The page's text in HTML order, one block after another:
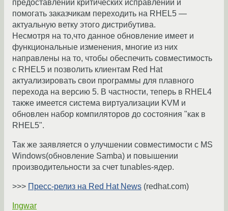
предоставлении критических исправлений и
помогать заказчикам переходить на RHEL5 —
актуальную ветку этого дистрибутива.
Несмотря на то,что данное обновление имеет и
функциональные изменения, многие из них
направлены на то, чтобы обеспечить совместимость
с RHEL5 и позволить клиентам Red Hat
актуализировать свои программы для плавного
перехода на версию 5. В частности, теперь в RHEL4
также имеется система виртуализации KVM и
обновлен набор компиляторов до состояния "как в
RHEL5".
Так же заявляется о улучшении совместимости с MS
Windows(обновление Samba) и повышении
производительности за счет tunables-ядер.
>>> Пресс-релиз на Red Hat News (redhat.com)
Ingwar